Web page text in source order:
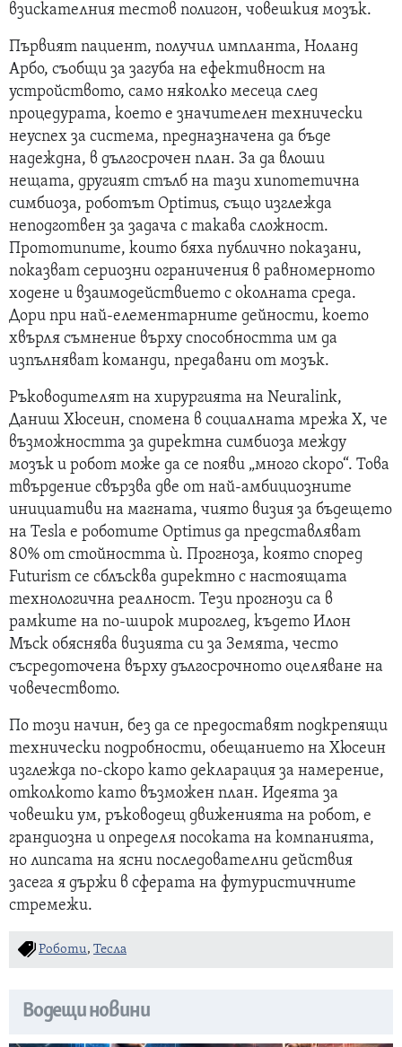
взискателния тестов полигон, човешкия мозък.
Първият пациент, получил импланта, Ноланд
Арбо, съобщи за загуба на ефективност на
устройството, само няколко месеца след
процедурата, което е значителен технически
неуспех за система, предназначена да бъде
надеждна, в дългосрочен план. За да влоши
нещата, другият стълб на тази хипотетична
симбиоза, роботът Optimus, също изглежда
неподготвен за задача с такава сложност.
Прототипите, които бяха публично показани,
показват сериозни ограничения в равномерното
ходене и взаимодействието с околната среда.
Дори при най-елементарните дейности, което
хвърля съмнение върху способността им да
изпълняват команди, предавани от мозък.
Ръководителят на хирургията на Neuralink,
Даниш Хюсеин, спомена в социалната мрежа X, че
възможността за директна симбиоза между
мозък и робот може да се появи „много скоро“. Това
твърдение свързва две от най-амбициозните
инициативи на магната, чиято визия за бъдещето
на Tesla е роботите Optimus да представляват
80% от стойността ѝ. Прогноза, която според
Futurism се сблъсква директно с настоящата
технологична реалност. Тези прогнози са в
рамките на по-широк мироглед, където Илон
Мъск обяснява визията си за Земята, често
съсредоточена върху дългосрочното оцеляване на
човечеството.
По този начин, без да се предоставят подкрепящи
технически подробности, обещанието на Хюсеин
изглежда по-скоро като декларация за намерение,
отколкото като възможен план. Идеята за
човешки ум, ръководещ движенията на робот, е
грандиозна и определя посоката на компанията,
но липсата на ясни последователни действия
засега я държи в сферата на футуристичните
стремежи.
Роботи, Тесла
Водещи новини